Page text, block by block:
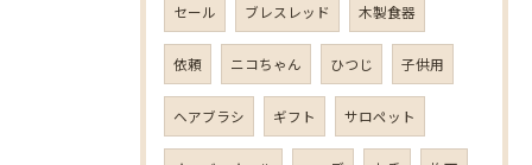
セール ブレスレッド 木製食器
依頼 ニコちゃん ひつじ 子供用
ヘアブラシ ギフト サロペット